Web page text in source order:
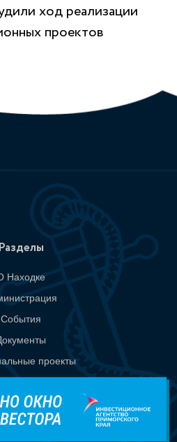
ход реализации
проектов
Разделы
Находке
События
проекты
Контакты